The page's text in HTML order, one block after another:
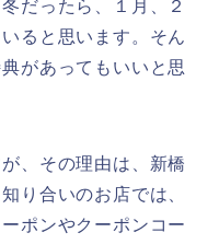
だったら、１月、２
ると思います。そん
があってもいいと思
、その理由は、新橋
り合いのお店では、
ポンやクーポンコー